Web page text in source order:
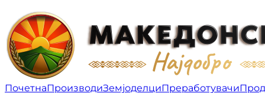
Преработки од месо | Македонско најдобро
ПочетнаПроизводиЗемјоделциПреработувачи